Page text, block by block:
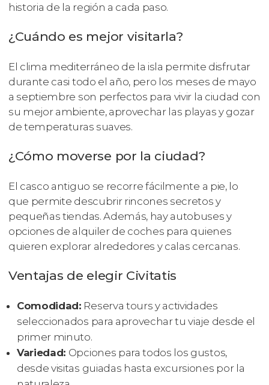
historia de la región a cada paso.
¿Cuándo es mejor visitarla?
El clima mediterráneo de la isla permite disfrutar
durante casi todo el año, pero los meses de mayo
a septiembre son perfectos para vivir la ciudad con
su mejor ambiente, aprovechar las playas y gozar
de temperaturas suaves.
¿Cómo moverse por la ciudad?
El casco antiguo se recorre fácilmente a pie, lo
que permite descubrir rincones secretos y
pequeñas tiendas. Además, hay autobuses y
opciones de alquiler de coches para quienes
quieren explorar alrededores y calas cercanas.
Ventajas de elegir Civitatis
Comodidad: Reserva tours y actividades
seleccionados para aprovechar tu viaje desde el
primer minuto.
Variedad: Opciones para todos los gustos,
desde visitas guiadas hasta excursiones por la